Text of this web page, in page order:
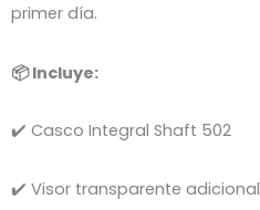
primer día.
📦 Incluye:
✔️ Casco Integral Shaft 502
✔️ Visor transparente adicional